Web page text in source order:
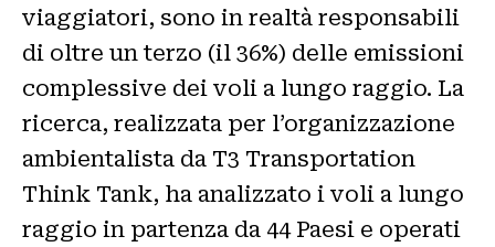
viaggiatori, sono in realtà responsabili
di oltre un terzo (il 36%) delle emissioni
complessive dei voli a lungo raggio. La
ricerca, realizzata per l’organizzazione
ambientalista da T3 Transportation
Think Tank, ha analizzato i voli a lungo
raggio in partenza da 44 Paesi e operati